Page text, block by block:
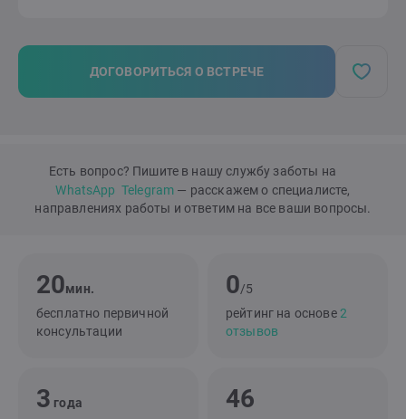
ДОГОВОРИТЬСЯ О ВСТРЕЧЕ
Есть вопрос? Пишите в нашу службу заботы на
WhatsApp Telegram — расскажем о специалисте,
направлениях работы и ответим на все ваши вопросы.
20мин.
бесплатно первичной
консультации
0/5
рейтинг на основе2
отзывов
3 года
46